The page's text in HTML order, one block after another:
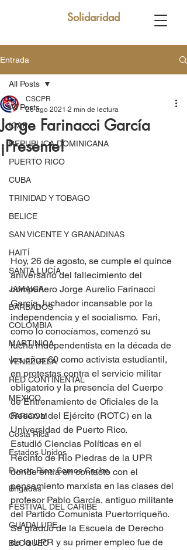
Solidaridad
Entrada
All Posts
ICAP
REPUBLICA DOMINICANA
PUERTO RICO
CUBA
TRINIDAD Y TOBAGO
BELICE
SAN VICENTE Y GRANADINAS
HAITÍ
SANTA LUCÍA
JAMAICA
BARBADOS
COLOMBIA
MARTINICA
VENEZUELA
RED CONTINENTAL
MEXICO
CARICOM
Costa Rica
Estados Unidos
Puerto Rico: Somos Caribe
Brigadas
FESTIVAL DEL CARIBE
GUADALUPE
BLOQUEO
All Posts
Jorge Farinacci García
¡Presente!
CSCPR
26 ago 2021 2 min de lectura
Hoy, 26 de agosto, se cumple el quince
aniversario del fallecimiento del
compañero Jorge Aurelio Farinacci
García, luchador incansable por la
independencia y el socialismo.  Fari,
como lo conocíamos, comenzó su
lucha independentista en la década de
los años 60 como activista estudiantil,
en protestas contra el servicio militar
obligatorio y la presencia del Cuerpo
de Entrenamiento de Oficiales de la
Reserva del Ejército (ROTC) en la
Universidad de Puerto Rico.
Estudió Ciencias Políticas en el
Recinto de Río Piedras de la UPR
donde entra en contacto con el
pensamiento marxista en las clases del
profesor Pablo García, antiguo militante
del Partido Comunista Puertorriqueño.
Se graduó de la Escuela de Derecho
de la UPR y su primer empleo fue de